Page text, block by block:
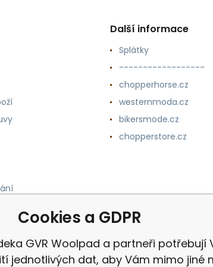
Další informace
Splátky
------------------
chopperhorse.cz
westernmoda.cz
bikersmode.cz
chopperstore.cz
Cookies a GDPR
GVR Woolpad a partneři potřebují
jednotlivých dat, aby Vám mimo jiné